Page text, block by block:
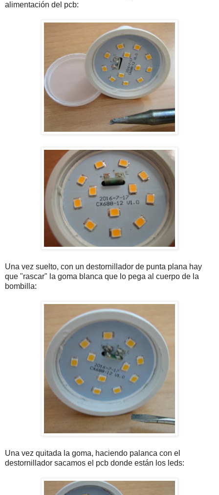
alimentación del pcb:
Una vez suelto, con un destornillador de punta plana hay
que "rascar" la goma blanca que lo pega al cuerpo de la
bombilla:
Una vez quitada la goma, haciendo palanca con el
destornillador sacamos el pcb donde están los leds: